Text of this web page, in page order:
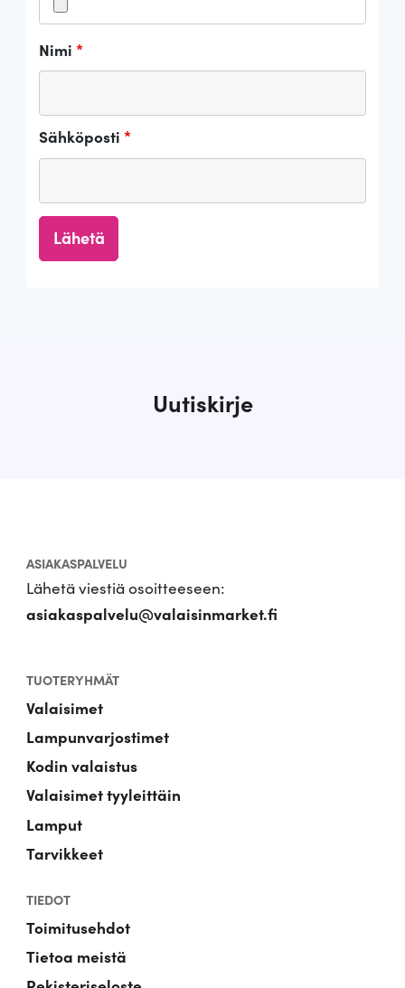
Nimi *
Sähköposti *
Uutiskirje
ASIAKASPALVELU
Lähetä viestiä osoitteeseen:
asiakaspalvelu@valaisinmarket.fi
TUOTERYHMÄT
Valaisimet
Lampunvarjostimet
Kodin valaistus
Valaisimet tyyleittäin
Lamput
Tarvikkeet
TIEDOT
Toimitusehdot
Tietoa meistä